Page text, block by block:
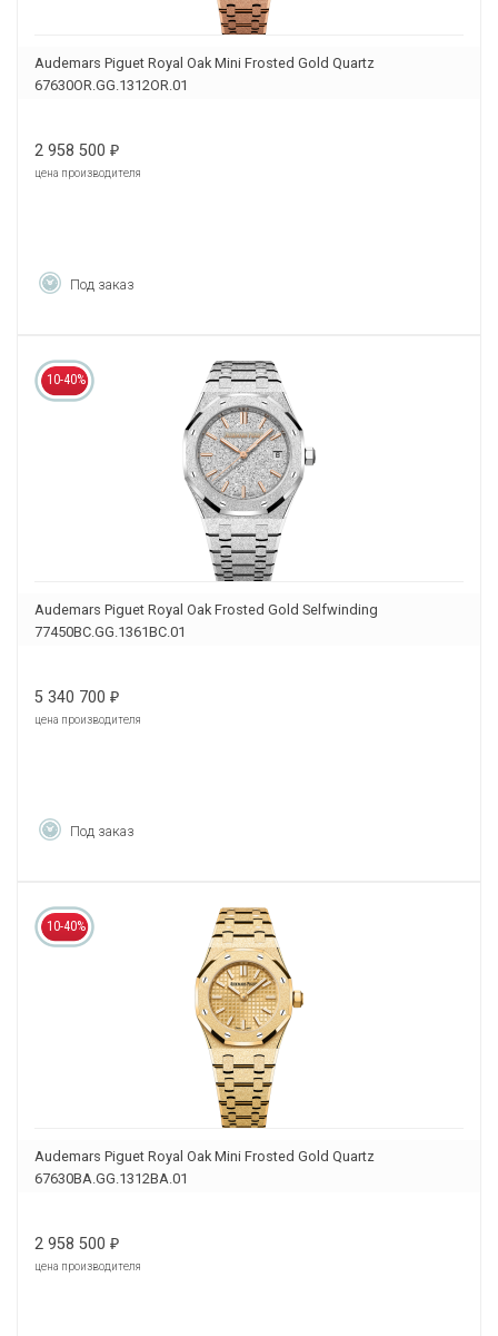
Audemars Piguet Royal Oak Mini Frosted Gold Quartz
67630OR.GG.1312OR.01
2 958 500 ₽
цена производителя
Под заказ
10-40%
Audemars Piguet Royal Oak Frosted Gold Selfwinding
77450BC.GG.1361BC.01
5 340 700 ₽
цена производителя
Под заказ
10-40%
Audemars Piguet Royal Oak Mini Frosted Gold Quartz
67630BA.GG.1312BA.01
2 958 500 ₽
цена производителя